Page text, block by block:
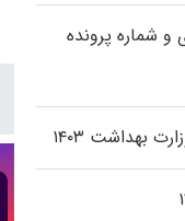
و شماره پرونده
بهداشت ۱۴۰۳